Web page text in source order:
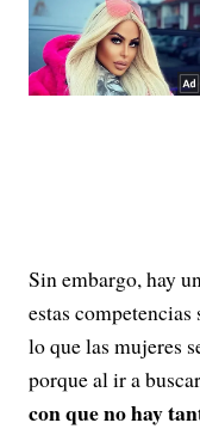
Sin embargo, hay
estas
lo que las mujeres
porque al ir a
con que no hay